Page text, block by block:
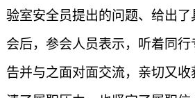
验室安全员提出的问题、给出了
会后，参会人员表示，听着同行
告并与之面对面交流，亲切又